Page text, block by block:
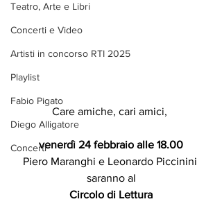
Teatro, Arte e Libri
Concerti e Video
Artisti in concorso RTI 2025
Playlist
Fabio Pigato
Diego Alligatore
Concerti
Care amiche, cari amici,
venerdì 24 febbraio alle 18.00
Piero Maranghi e Leonardo Piccinini
saranno al
Circolo di Lettura